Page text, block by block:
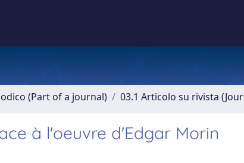
(Part of a journal) 03.1 Articolo su rivista
à l'oeuvre d'Edgar Morin